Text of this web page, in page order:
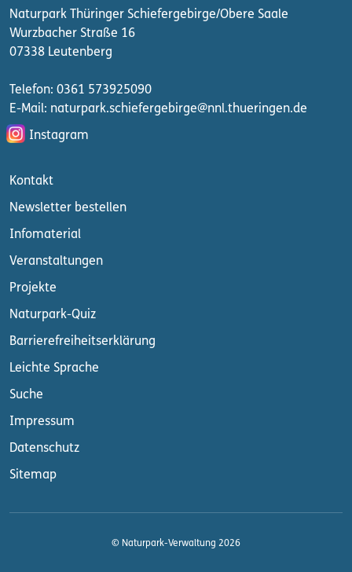
Naturpark Thüringer Schiefergebirge/Obere Saale
Wurzbacher Straße 16
07338 Leutenberg
Telefon: 0361 573925090
E-Mail: naturpark.schiefergebirge@nnl.thueringen.de
Instagram
Kontakt
Newsletter bestellen
Infomaterial
Veranstaltungen
Projekte
Naturpark-Quiz
Barrierefreiheitserklärung
Leichte Sprache
Suche
Impressum
Datenschutz
Sitemap
© Naturpark-Verwaltung 2026